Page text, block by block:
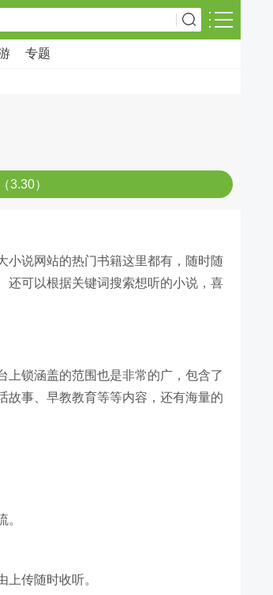
专题
3.30）
小说网站的热门书籍这里都有，随时随
还可以根据关键词搜索想听的小说，喜
上锁涵盖的范围也是非常的广，包含了
故事、早教教育等等内容，还有海量的
。
上传随时收听。